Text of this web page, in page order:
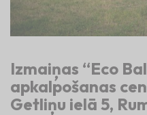
Izmaiņas “Eco
apkalpošanas
Getliņu ielā 5,